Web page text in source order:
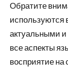
Обратите
используются
актуальными
все аспекты
восприятие на